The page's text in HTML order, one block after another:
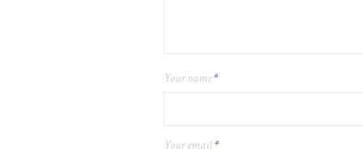
Your name*
Your email*